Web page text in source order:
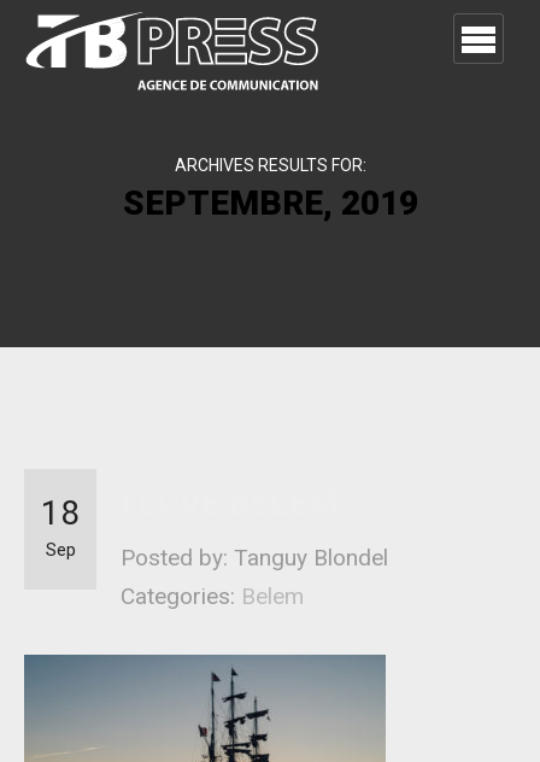
ARCHIVES RESULTS FOR:
SEPTEMBRE, 2019
Posted by: Tanguy Blondel
Categories: Belem
18
Sep